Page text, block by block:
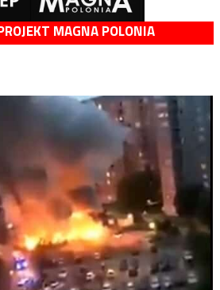
MAGNA POLONIA